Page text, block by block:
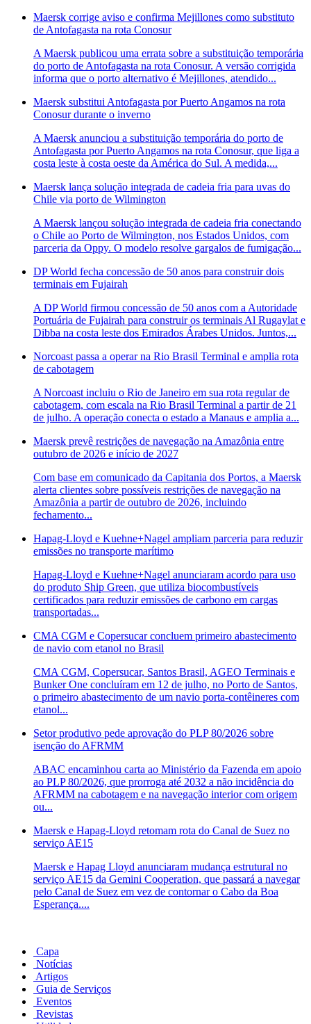
Maersk corrige aviso e confirma Mejillones como substituto
de Antofagasta na rota Conosur
A Maersk publicou uma errata sobre a substituição temporária
do porto de Antofagasta na rota Conosur. A versão corrigida
informa que o porto alternativo é Mejillones, atendido...
Maersk substitui Antofagasta por Puerto Angamos na rota
Conosur durante o inverno
A Maersk anunciou a substituição temporária do porto de
Antofagasta por Puerto Angamos na rota Conosur, que liga a
costa leste à costa oeste da América do Sul. A medida,...
Maersk lança solução integrada de cadeia fria para uvas do
Chile via porto de Wilmington
A Maersk lançou solução integrada de cadeia fria conectando
o Chile ao Porto de Wilmington, nos Estados Unidos, com
parceria da Oppy. O modelo resolve gargalos de fumigação...
DP World fecha concessão de 50 anos para construir dois
terminais em Fujairah
A DP World firmou concessão de 50 anos com a Autoridade
Portuária de Fujairah para construir os terminais Al Rugaylat e
Dibba na costa leste dos Emirados Árabes Unidos. Juntos,...
Norcoast passa a operar na Rio Brasil Terminal e amplia rota
de cabotagem
A Norcoast incluiu o Rio de Janeiro em sua rota regular de
cabotagem, com escala na Rio Brasil Terminal a partir de 21
de julho. A operação conecta o estado a Manaus e amplia a...
Maersk prevê restrições de navegação na Amazônia entre
outubro de 2026 e início de 2027
Com base em comunicado da Capitania dos Portos, a Maersk
alerta clientes sobre possíveis restrições de navegação na
Amazônia a partir de outubro de 2026, incluindo
fechamento...
Hapag-Lloyd e Kuehne+Nagel ampliam parceria para reduzir
emissões no transporte marítimo
Hapag-Lloyd e Kuehne+Nagel anunciaram acordo para uso
do produto Ship Green, que utiliza biocombustíveis
certificados para reduzir emissões de carbono em cargas
transportadas...
CMA CGM e Copersucar concluem primeiro abastecimento
de navio com etanol no Brasil
CMA CGM, Copersucar, Santos Brasil, AGEO Terminais e
Bunker One concluíram em 12 de julho, no Porto de Santos,
o primeiro abastecimento de um navio porta-contêineres com
etanol...
Setor produtivo pede aprovação do PLP 80/2026 sobre
isenção do AFRMM
ABAC encaminhou carta ao Ministério da Fazenda em apoio
ao PLP 80/2026, que prorroga até 2032 a não incidência do
AFRMM na cabotagem e na navegação interior com origem
ou...
Maersk e Hapag-Lloyd retomam rota do Canal de Suez no
serviço AE15
Maersk e Hapag Lloyd anunciaram mudança estrutural no
serviço AE15 da Gemini Cooperation, que passará a navegar
pelo Canal de Suez em vez de contornar o Cabo da Boa
Esperança....
Capa
Notícias
Artigos
Guia de Serviços
Eventos
Revistas